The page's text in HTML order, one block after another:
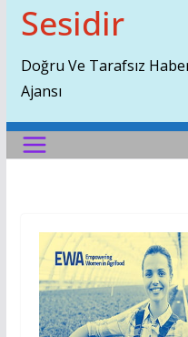
Sesidir
Doğru Ve Tarafsız
Ajansı